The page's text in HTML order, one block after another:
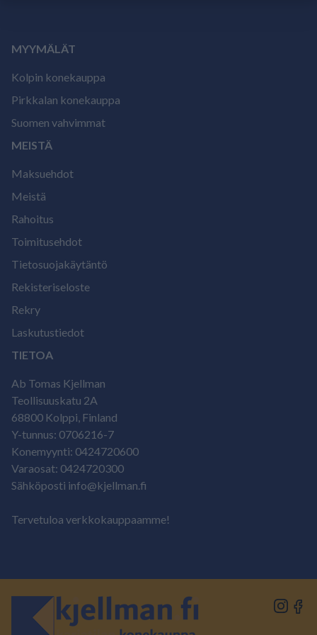
MYYMÄLÄT
Kolpin konekauppa
Pirkkalan konekauppa
Suomen vahvimmat
MEISTÄ
Maksuehdot
Meistä
Rahoitus
Toimitusehdot
Tietosuojakäytäntö
Rekisteriseloste
Rekry
Laskutustiedot
TIETOA
Ab Tomas Kjellman
Teollisuuskatu 2A
68800 Kolppi, Finland
Y-tunnus: 0706216-7
Konemyynti: 0424720600
Varaosat: 0424720300
Sähköposti info@kjellman.fi
Tervetuloa verkkokauppaamme!